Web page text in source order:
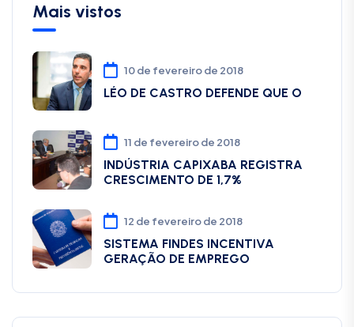
Mais vistos
10 de fevereiro de 2018
LÉO DE CASTRO DEFENDE QUE O
11 de fevereiro de 2018
INDÚSTRIA CAPIXABA REGISTRA
CRESCIMENTO DE 1,7%
12 de fevereiro de 2018
SISTEMA FINDES INCENTIVA
GERAÇÃO DE EMPREGO